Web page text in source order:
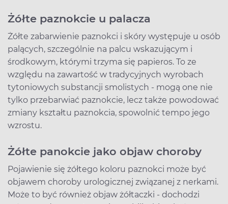
Żółte paznokcie u palacza
Żółte zabarwienie paznokci i skóry występuje u osób
palących, szczególnie na palcu wskazującym i
środkowym, którymi trzyma się papieros. To ze
względu na zawartość w tradycyjnych wyrobach
tytoniowych substancji smolistych - mogą one nie
tylko przebarwiać paznokcie, lecz także powodować
zmiany kształtu paznokcia, spowolnić tempo jego
wzrostu.
Żółte panokcie jako objaw choroby
Pojawienie się żółtego koloru paznokci może być
objawem choroby urologicznej związanej z nerkami.
Może to być również objaw żółtaczki - dochodzi